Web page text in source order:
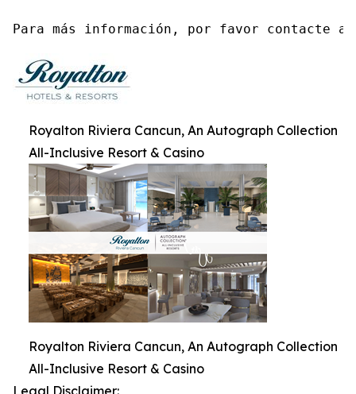
Para más información, por favor contacte a
Royalton Riviera Cancun, An Autograph Collection
All-Inclusive Resort & Casino
Royalton Riviera Cancun, An Autograph Collection
All-Inclusive Resort & Casino
Legal Disclaimer: